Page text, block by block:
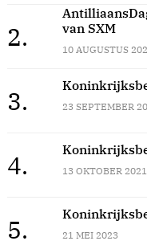
2.
van SXM
10 AUGUSTUS
3. 23 SEPTEMBER
4. 13 OKTOBER 2021
5. 21 MEI 2023